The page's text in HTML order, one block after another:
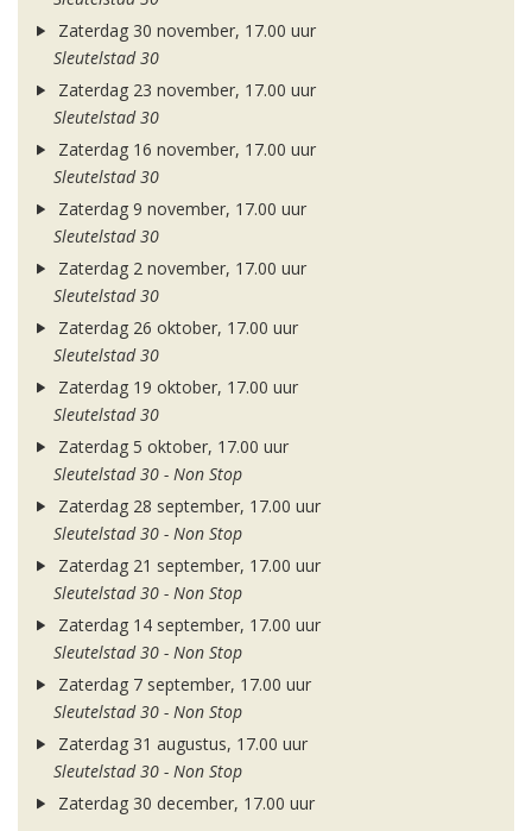
Zaterdag 30 november, 17.00 uur
Sleutelstad 30
Zaterdag 23 november, 17.00 uur
Sleutelstad 30
Zaterdag 16 november, 17.00 uur
Sleutelstad 30
Zaterdag 9 november, 17.00 uur
Sleutelstad 30
Zaterdag 2 november, 17.00 uur
Sleutelstad 30
Zaterdag 26 oktober, 17.00 uur
Sleutelstad 30
Zaterdag 19 oktober, 17.00 uur
Sleutelstad 30
Zaterdag 5 oktober, 17.00 uur
Sleutelstad 30 - Non Stop
Zaterdag 28 september, 17.00 uur
Sleutelstad 30 - Non Stop
Zaterdag 21 september, 17.00 uur
Sleutelstad 30 - Non Stop
Zaterdag 14 september, 17.00 uur
Sleutelstad 30 - Non Stop
Zaterdag 7 september, 17.00 uur
Sleutelstad 30 - Non Stop
Zaterdag 31 augustus, 17.00 uur
Sleutelstad 30 - Non Stop
Zaterdag 30 december, 17.00 uur